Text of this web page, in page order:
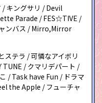
/ キングサリ / Devil
Parade / FES☆TIVE /
ンバス / Mirro,Mirror
ステラ / 可憐なアイボリ
TUNE / クマリデパート /
/ Task have Fun / ドラマ
the Apple / フューチャ